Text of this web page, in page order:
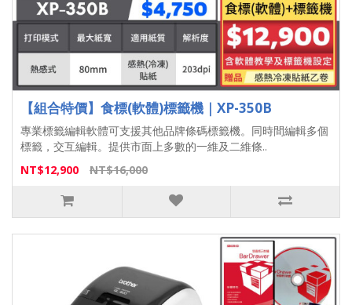
【組合特價】食標(軟體)標籤機｜XP-350B
專業標籤編輯軟體可支援其他品牌條碼標籤機。同時間編輯多個
標籤，交互編輯。提供市面上多數的一維及二維條..
NT$12,900
NT$16,000